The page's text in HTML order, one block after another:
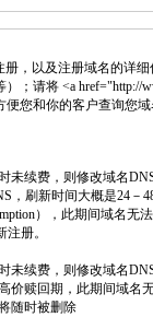
，以及注册域名的详
；请将 <a href="http://
便您和你的客户查询您
未续费，则修改域名
，刷新时间大概是24－
），此期间域名无
册。
未续费，则修改域名
价赎回期，此期间域名
随时被删除